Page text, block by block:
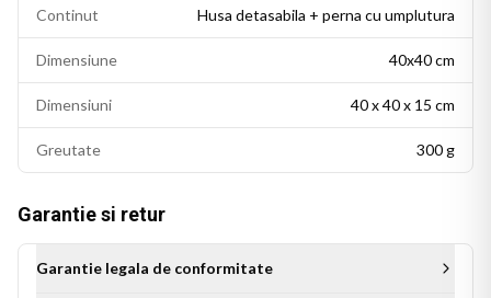
Continut Husa detasabila + perna cu umplutura
Dimensiune 40x40 cm
Dimensiuni 40 x 40 x 15 cm
Greutate 300 g
Garantie si retur
Garantie legala de conformitate